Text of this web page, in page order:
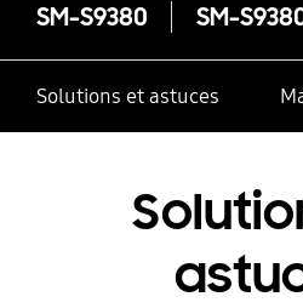
SM-S9380 SM-
Solutions et astuces